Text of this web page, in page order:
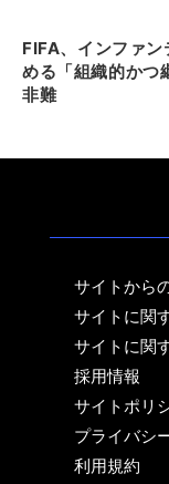
FIFA、インファ
める「組織的かつ
非難
サイトから
サイトに関
サイトに関
採用情報
サイトポリ
プライバシ
利用規約